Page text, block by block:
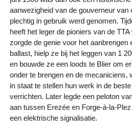
aanwezigheid van de gouverneur van
plechtig in gebruik werd genomen.
heeft het leger de pioniers van de
zorgde de genie voor het aanbrengen
ballast, hielp ze bij het leggen van 1
en bouwde ze een loods te Blier om
onder te brengen en de mecaniciens,
in staat te stellen hun werk in de
verrichten. Later legde een peloton
aan tussen Erezée en Forge-à-la-
een elektrische signalisatie.